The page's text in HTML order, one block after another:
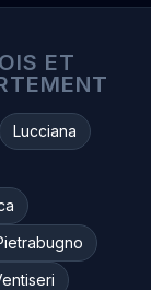
ET
Lucciana